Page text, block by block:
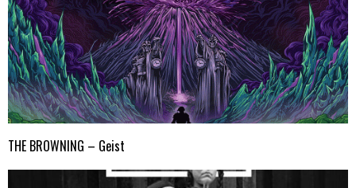
THE BROWNING – Geist